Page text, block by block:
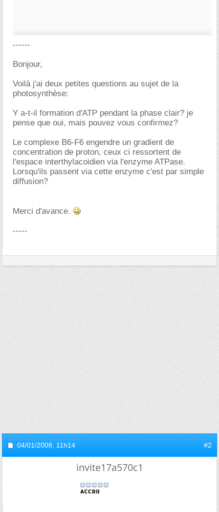
------
Bonjour,
Voilà j'ai deux petites questions au sujet de la
photosynthèse:
Y a-t-il formation d'ATP pendant la phase clair? je
pense que oui, mais pouvez vous confirmez?
Le complexe B6-F6 engendre un gradient de
concentration de proton, ceux ci ressortent de
l'espace interthylacoidien via l'enzyme ATPase.
Lorsqu'ils passent via cette enzyme c'est par simple
diffusion?
Merci d'avance.
-----
04/01/2008, 11h14 #2
invite17a570c1